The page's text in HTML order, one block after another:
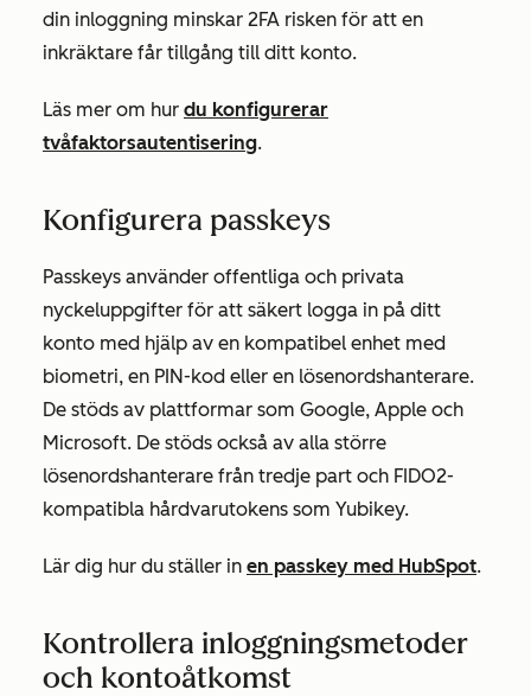
din inloggning minskar 2FA risken för att en
inkräktare får tillgång till ditt konto.
Läs mer om hur du konfigurerar
tvåfaktorsautentisering.
Konfigurera passkeys
Passkeys använder offentliga och privata
nyckeluppgifter för att säkert logga in på ditt
konto med hjälp av en kompatibel enhet med
biometri, en PIN-kod eller en lösenordshanterare.
De stöds av plattformar som Google, Apple och
Microsoft. De stöds också av alla större
lösenordshanterare från tredje part och FIDO2-
kompatibla hårdvarutokens som Yubikey.
Lär dig hur du ställer in en passkey med HubSpot.
Kontrollera inloggningsmetoder
och kontoåtkomst